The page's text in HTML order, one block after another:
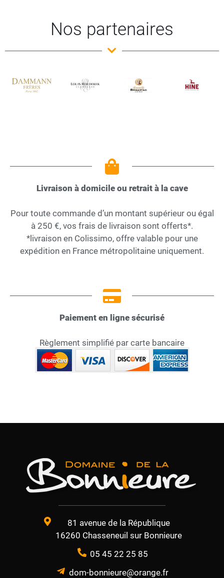
Nos partenaires
Livraison à domicile ou retrait à la cave
Pour toute commande d’un montant supérieur ou égal
à 250 €, vos frais de livraison sont offerts*.
*livraison en Colissimo, offre valable pour une
expédition en France métropolitaine uniquement.
Paiement en ligne sécurisé
Règlement simplifié par carte bancaire
81 avenue de la République
16260 Chasseneuil sur Bonnieure
05 45 22 25 85
dom-bonnieure@orange.fr